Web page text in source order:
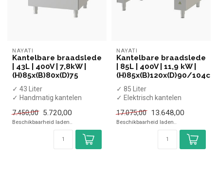
NAYATI
Kantelbare braadslede
| 43L | 400V | 7,8kW |
(H)85x(B)80x(D)75
✓ 43 Liter
✓ Handmatig kantelen
✓ 400 Volt
7.450,00 5.720,00
Beschikbaarheid laden..
NAYATI
Kantelbare braadslede
| 85L | 400V | 11,9 kW |
(H)85x(B)120x(D)90/104cm
✓ 85 Liter
✓ Elektrisch kantelen
✓ 400 Volt
17.075,00 13.648,00
Beschikbaarheid laden..